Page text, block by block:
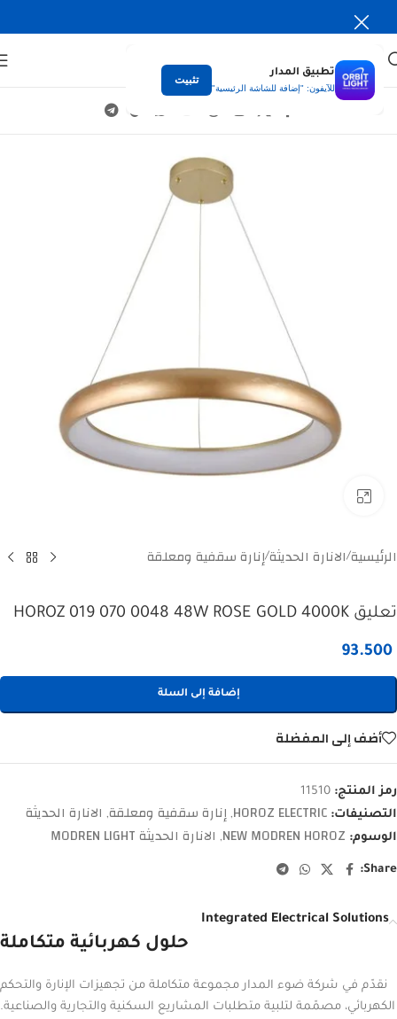
تطبيق المدار
للآيفون: "إضافة للشاشة الرئيسية"
تثبيت
الرئيسية/الانارة الحديثة/إنارة سقفية ومعلقة
تعليق HOROZ 019 070 0048 48W ROSE GOLD 4000K
93.500
إضافة إلى السلة
أضف إلى المفضلة
رمز المنتج: 11510
التصنيفات: HOROZ ELECTRIC
, إنارة سقفية ومعلقة, الانارة الحديثة
الوسوم: NEW MODREN HOROZ
, الانارة الحديثة MODREN LIGHT
Share:
Integrated Electrical Solutions
حلول كهربائية متكاملة
نقدّم في شركة ضوء المدار مجموعة متكاملة من تجهيزات الإنارة والتحكم
الكهربائي، مصمّمة لتلبية متطلبات المشاريع السكنية والتجارية والصناعية.